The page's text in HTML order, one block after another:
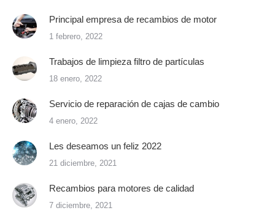
Principal empresa de recambios de motor
1 febrero, 2022
Trabajos de limpieza filtro de partículas
18 enero, 2022
Servicio de reparación de cajas de cambio
4 enero, 2022
Les deseamos un feliz 2022
21 diciembre, 2021
Recambios para motores de calidad
7 diciembre, 2021